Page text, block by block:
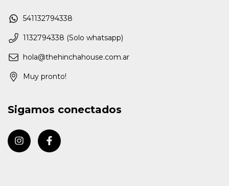
541132794338
1132794338 (Solo whatsapp)
hola@thehinchahouse.com.ar
Muy pronto!
Sigamos conectados